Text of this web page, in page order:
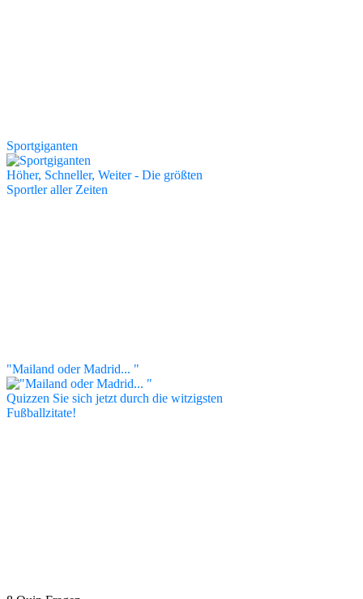
Sportgiganten
Höher, Schneller, Weiter - Die größten
Sportler aller Zeiten
"Mailand oder Madrid... "
Quizzen Sie sich jetzt durch die witzigsten
Fußballzitate!